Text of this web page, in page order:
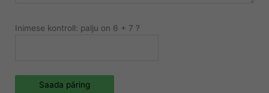
Inimese kontroll: palju on 6 + 7 ?
Saada päring